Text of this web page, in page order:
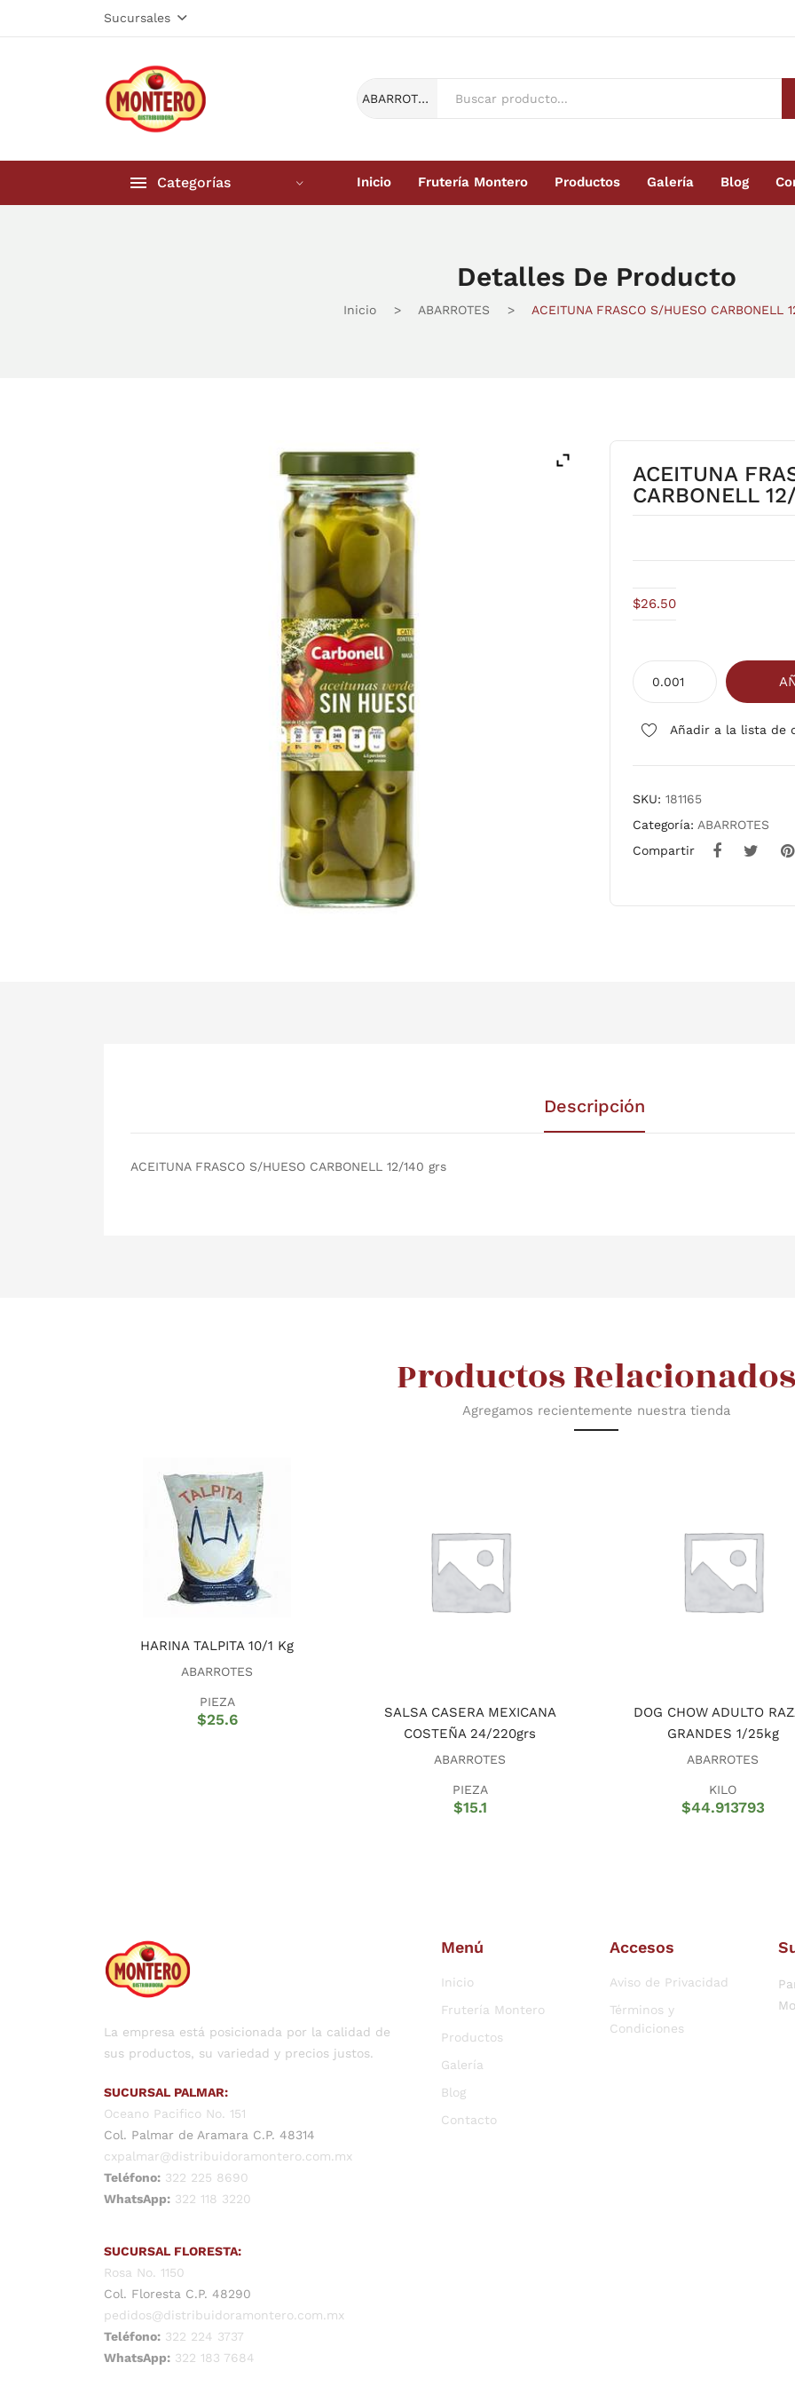
Sucursales
ABARROTES
Categorías Inicio Frutería Montero Productos Galería Blog
Detalles De Producto
Inicio > ABARROTES > ACEITUNA FRASCO S/HUESO CARBONELL
ACEITUNA
CARBONELL
$26.50
FRASCO
CARBONELL
cantidad
Añadir a la lista de
SKU: 181165
Categoría: ABARROTES
Compartir
Descripción
ACEITUNA FRASCO S/HUESO CARBONELL 12/140 grs
Productos Relacionados
Agregamos recientemente nuestra tienda
HARINA TALPITA 10/1 Kg
ABARROTES
PIEZA
$25.6
SALSA CASERA MEXICANA
COSTEÑA 24/220grs
ABARROTES
PIEZA
$15.1
DOG CHOW ADULTO
GRANDES 1/25kg
ABARROTES
KILO
$44.913793
La empresa está posicionada por la calidad de
sus productos, su variedad y precios justos.
SUCURSAL PALMAR:
Oceano Pacifico No. 151
Col. Palmar de Aramara C.P. 48314
cxpalmar@distribuidoramontero.com.mx
Teléfono: 322 225 8690
WhatsApp: 322 118 3220
SUCURSAL FLORESTA:
Rosa No. 1150
Col. Floresta C.P. 48290
pedidos@distribuidoramontero.com.mx
Teléfono: 322 224 3737
WhatsApp: 322 183 7684
Menú
Inicio
Frutería Montero
Productos
Galería
Blog
Contacto
Accesos
Aviso de Privacidad
Términos y
Condiciones